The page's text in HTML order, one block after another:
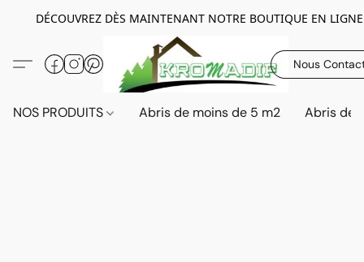
DÉCOUVREZ DÈS MAINTENANT NOTRE BOUTIQUE EN LIGNE
Nous
NOS PRODUITS Abris de moins de 5 m2 Abris de